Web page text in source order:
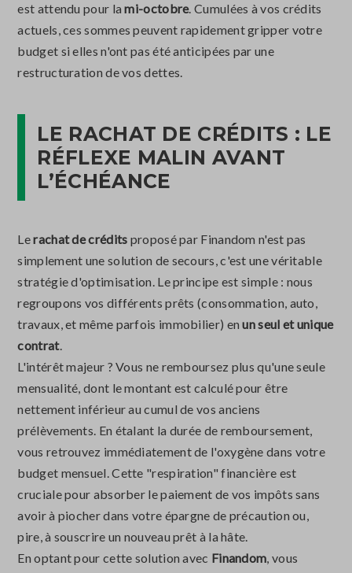
est attendu pour lami-octobre. Cumulées à vos crédits
actuels, ces sommes peuvent rapidement gripper votre
budget si elles n'ont pas été anticipées par une
restructuration de vos dettes.
LE RACHAT DE CRÉDITS : LE
RÉFLEXE MALIN AVANT
L’ÉCHÉANCE
Lerachat de crédits proposé par Finandom n'est pas
simplement une solution de secours, c'est une véritable
stratégie d'optimisation. Le principe est simple : nous
regroupons vos différents prêts (consommation, auto,
travaux, et même parfois immobilier) enun seul et unique
contrat.
L'intérêt majeur ? Vous ne remboursez plus qu'une seule
mensualité, dont le montant est calculé pour être
nettement inférieur au cumul de vos anciens
prélèvements. En étalant la durée de remboursement,
vous retrouvez immédiatement de l'oxygène dans votre
budget mensuel. Cette "respiration" financière est
cruciale pour absorber le paiement de vos impôts sans
avoir à piocher dans votre épargne de précaution ou,
pire, à souscrire un nouveau prêt à la hâte.
En optant pour cette solution avec Finandom, vous